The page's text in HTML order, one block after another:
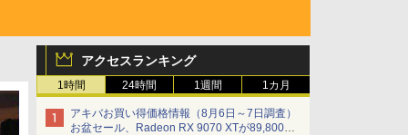
アクセスランキング
1時間 24時間 1週間 1カ月
アキバお買い得価格情報（8月6日～7日調査）
お盆セール、Radeon RX 9070 XTが89,800